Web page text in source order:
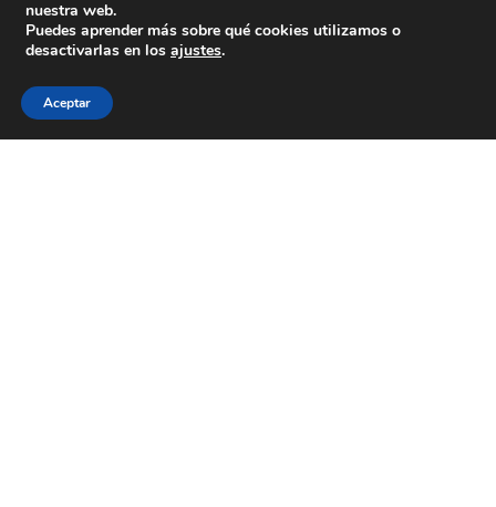
Colexio La Salle Santiago
Aviso Legal
Política de cookies
Política de privacidad
nuestra web.
Puedes aprender más sobre qué cookies utilizamos o
desactivarlas en los ajustes.
Aceptar